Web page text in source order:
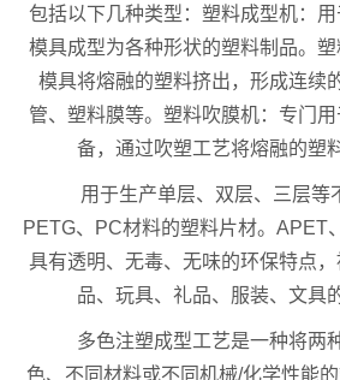
包括以下几种类型：塑料成型机：
模具成型为各种形状的塑料制品。
模具将熔融的塑料挤出，形成连续
管、塑料膜等。塑料吹膜机：专门
备，通过吹塑工艺将熔融的塑
用于生产单层、双层、三层等
PETG、PC材料的塑料片材。APET
具有透明、无毒、无味的环保特点
品、玩具、礼品、服装、文具
多色注塑成型工艺是一种将两
色、不同材料或不同机械/化学性能